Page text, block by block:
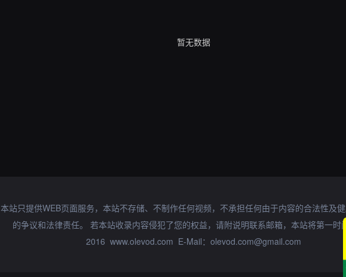
暂无数据
本站只提供WEB页面服务，本站不存储、不制作任何视频，不承担任何由于内容的合法性及
的争议和法律责任。 若本站收录内容侵犯了您的权益，请附说明联系邮箱，本站将第一时
2016 www.olevod.com E-Mail：olevod.com@gmail.com